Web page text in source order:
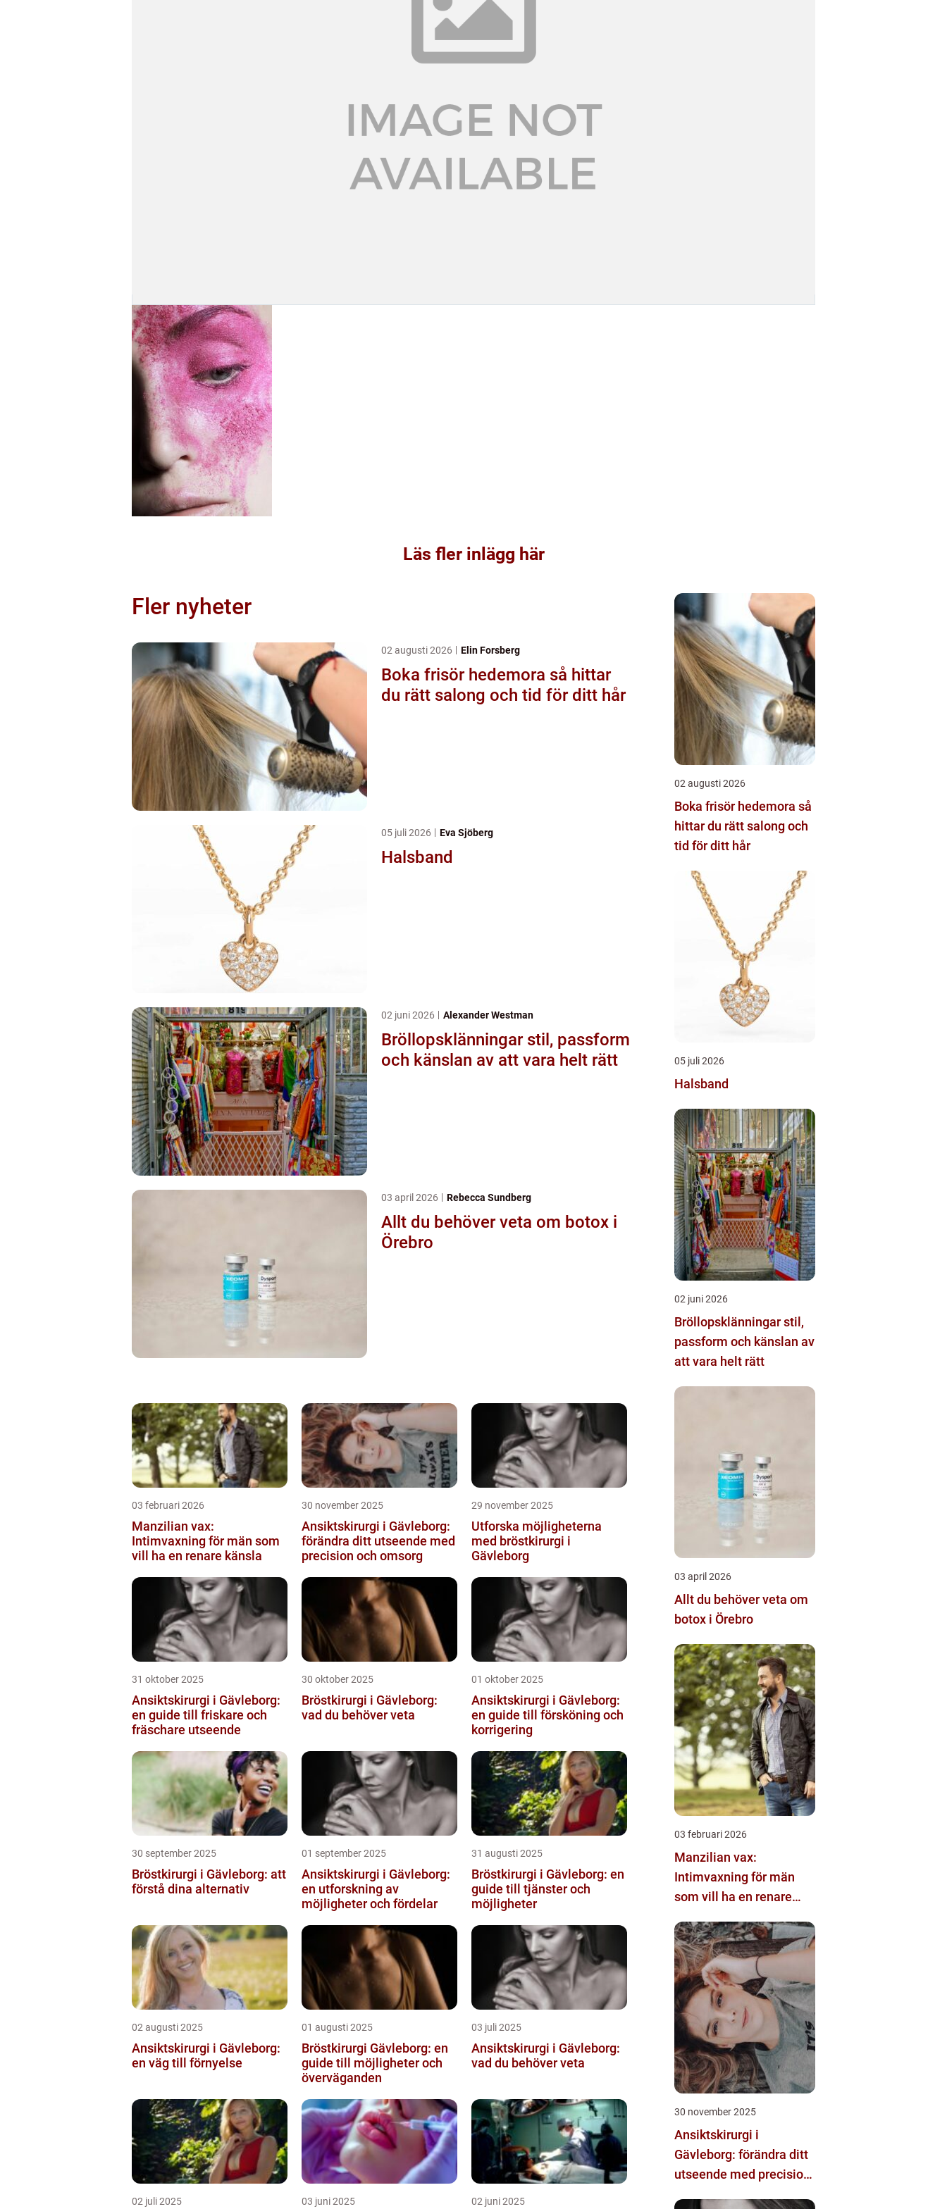
Läs fler inlägg här
Fler nyheter
02 augusti 2026 Elin Forsberg
Boka frisör hedemora så hittar
du rätt salong och tid för ditt hår
05 juli 2026 Eva Sjöberg
Halsband
02 juni 2026 Alexander Westman
Bröllopsklänningar stil, passform
och känslan av att vara helt rätt
03 april 2026 Rebecca Sundberg
Allt du behöver veta om botox i
Örebro
03 februari 2026
Manzilian vax:
Intimvaxning för män som
vill ha en renare känsla
30 november 2025
Ansiktskirurgi i Gävleborg:
förändra ditt utseende med
precision och omsorg
29 november 2025
Utforska möjligheterna
med bröstkirurgi i
Gävleborg
31 oktober 2025
Ansiktskirurgi i Gävleborg:
en guide till friskare och
fräschare utseende
30 oktober 2025
Bröstkirurgi i Gävleborg:
vad du behöver veta
01 oktober 2025
Ansiktskirurgi i Gävleborg:
en guide till försköning och
korrigering
30 september 2025
Bröstkirurgi i Gävleborg: att
förstå dina alternativ
01 september 2025
Ansiktskirurgi i Gävleborg:
en utforskning av
möjligheter och fördelar
31 augusti 2025
Bröstkirurgi i Gävleborg: en
guide till tjänster och
möjligheter
02 augusti 2025
Ansiktskirurgi i Gävleborg:
en väg till förnyelse
01 augusti 2025
Bröstkirurgi Gävleborg: en
guide till möjligheter och
överväganden
03 juli 2025
Ansiktskirurgi i Gävleborg:
vad du behöver veta
02 juli 2025 03 juni 2025 02 juni 2025
02 augusti 2026
Boka frisör hedemora så
hittar du rätt salong och
tid för ditt hår
05 juli 2026
Halsband
02 juni 2026
Bröllopsklänningar stil,
passform och känslan av
att vara helt rätt
03 april 2026
Allt du behöver veta om
botox i Örebro
03 februari 2026
Manzilian vax:
Intimvaxning för män
som vill ha en renare
30 november 2025
Ansiktskirurgi i
Gävleborg: förändra ditt
utseende med precision